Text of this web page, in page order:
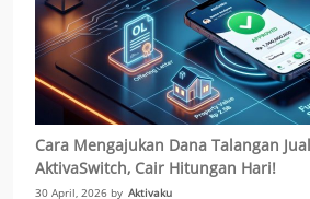
Cara Mengajukan Dana Talangan
AktivaSwitch, Cair Hitungan Hari!
30 April, 2026 by Aktivaku